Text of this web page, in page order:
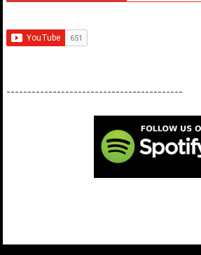
------------------------------------------